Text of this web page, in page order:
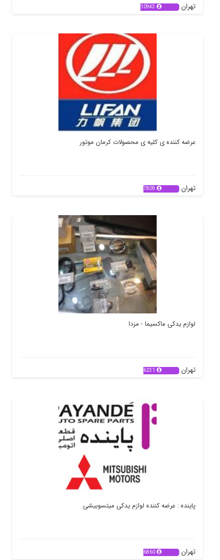
تهران 10943
عرضه کننده ی کلیه ی محصولات کرمان موتور
تهران 7809
لوازم یدکی ماکسیما - مزدا
تهران 6231
پاینده : عرضه کننده لوازم یدکی میتسوبیشی
تهران 6860